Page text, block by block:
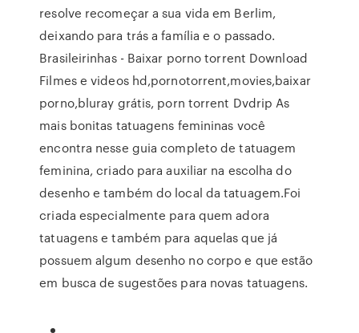
resolve recomeçar a sua vida em Berlim,
deixando para trás a família e o passado.
Brasileirinhas - Baixar porno torrent Download
Filmes e videos hd,pornotorrent,movies,baixar
porno,bluray grátis, porn torrent Dvdrip As
mais bonitas tatuagens femininas você
encontra nesse guia completo de tatuagem
feminina, criado para auxiliar na escolha do
desenho e também do local da tatuagem.Foi
criada especialmente para quem adora
tatuagens e também para aquelas que já
possuem algum desenho no corpo e que estão
em busca de sugestões para novas tatuagens.